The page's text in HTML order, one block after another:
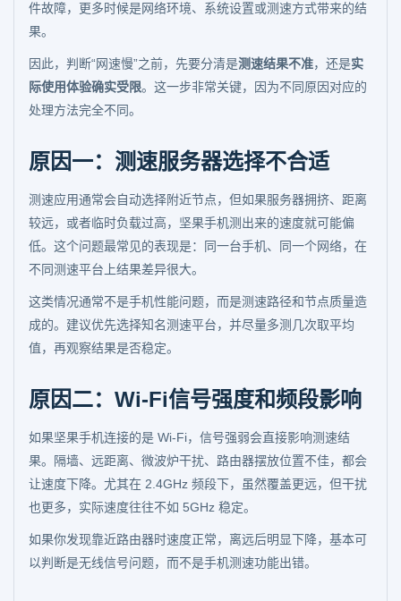
件故障，更多时候是网络环境、系统设置或测速方式带来的结
果。
因此，判断“网速慢”之前，先要分清是测速结果不准，还是实
际使用体验确实受限。这一步非常关键，因为不同原因对应的
处理方法完全不同。
原因一：测速服务器选择不合适
测速应用通常会自动选择附近节点，但如果服务器拥挤、距离
较远，或者临时负载过高，坚果手机测出来的速度就可能偏
低。这个问题最常见的表现是：同一台手机、同一个网络，在
不同测速平台上结果差异很大。
这类情况通常不是手机性能问题，而是测速路径和节点质量造
成的。建议优先选择知名测速平台，并尽量多测几次取平均
值，再观察结果是否稳定。
原因二：Wi-Fi信号强度和频段影响
如果坚果手机连接的是 Wi-Fi，信号强弱会直接影响测速结
果。隔墙、远距离、微波炉干扰、路由器摆放位置不佳，都会
让速度下降。尤其在 2.4GHz 频段下，虽然覆盖更远，但干扰
也更多，实际速度往往不如 5GHz 稳定。
如果你发现靠近路由器时速度正常，离远后明显下降，基本可
以判断是无线信号问题，而不是手机测速功能出错。